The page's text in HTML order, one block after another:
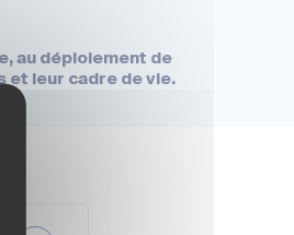
au déploiement de
et leur cadre de vie.